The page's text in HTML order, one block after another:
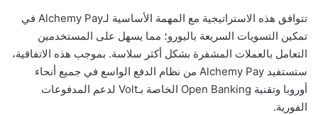
تتوافق هذه الاستراتيجية مع المهمة الأساسية لـAlchemy Pay في
تمكين التسويات السريعة باليورو؛ مما يسهل على المستخدمين
التعامل بالعملات المشفرة بشكل أكثر سلاسة. بموجب هذه الاتفاقية،
ستستفيد Alchemy Pay من نظام الدفع الواسع في جميع أنحاء
أوروبا وتقنية Open Banking الخاصة بـVolt لدعم المدفوعات
الفورية.